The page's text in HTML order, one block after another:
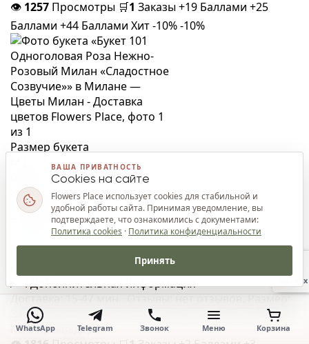
👁 1257 Просмотры 🛒1 Заказы+19 Баллами +25
Баллами +44 Баллами Хит-10%-10%
Размер букета
—
820 €-90 €
1 480 € -157 €
Заказать≈ 46 мин
iДополнительная информация
Доставка: 15-47 мин.. Отзывы: нет отзывов. Размер:
35x70см. Категория: На 1 сентября. Происхождение:
Кения, Эквадор
WhatsApp Telegram Звонок Меню Корзина
Наверх
ВАША ПРИВАТНОСТЬ
Cookies на сайте
Flowers Place использует cookies для стабильной и
удобной работы сайта. Принимая уведомление, вы
подтверждаете, что ознакомились с документами:
Политика cookies · Политика конфиденциальности
Принять